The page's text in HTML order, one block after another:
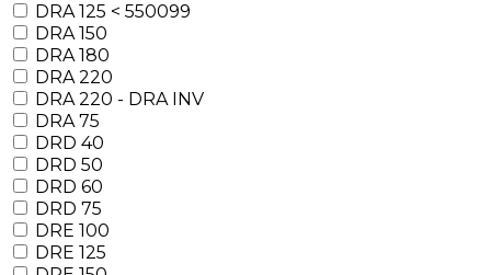
DRA 125 < 550099
DRA 150
DRA 180
DRA 220
DRA 220 - DRA INV
DRA 75
DRD 40
DRD 50
DRD 60
DRD 75
DRE 100
DRE 125